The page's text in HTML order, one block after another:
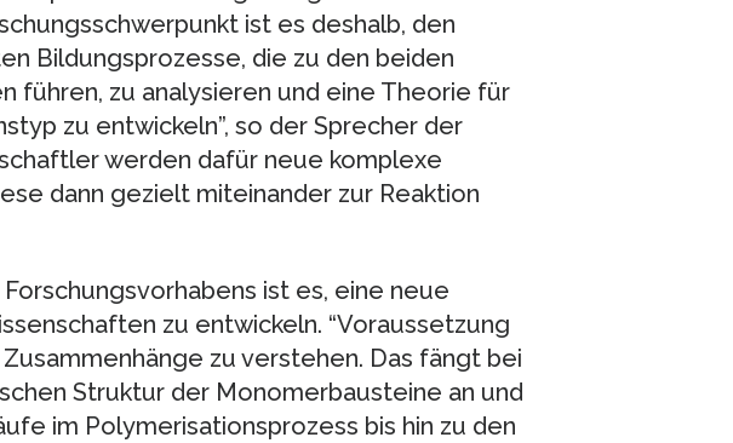
ist es deshalb, den
Bildungsprozesse, die zu den beiden
führen, zu analysieren und eine Theorie für
zu entwickeln”, so der Sprecher der
werden dafür neue komplexe
dann gezielt miteinander zur Reaktion
ist es, eine neue
zu entwickeln. “Voraussetzung
zu verstehen. Das fängt bei
Struktur der Monomerbausteine an und
im Polymerisationsprozess bis hin zu den